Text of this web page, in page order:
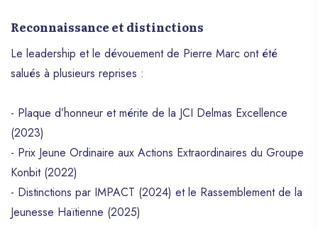
Reconnaissance et distinctions
Le leadership et le dévouement de Pierre Marc ont été
salués à plusieurs reprises :
- Plaque d’honneur et mérite de la JCI Delmas Excellence
(2023)
- Prix Jeune Ordinaire aux Actions Extraordinaires du Groupe
Konbit (2022)
- Distinctions par IMPACT (2024) et le Rassemblement de la
Jeunesse Haïtienne (2025)